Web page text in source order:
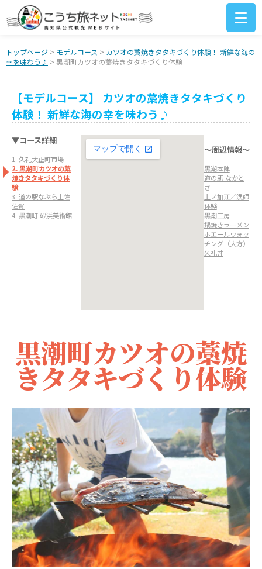
トップページ > モデルコース > カツオの藁焼きタタキづくり体験！ 新鮮な海の
幸を味わう♪ > 黒潮町カツオの藁焼きタタキづくり体験
【モデルコース】 カツオの藁焼きタタキづくり
体験！ 新鮮な海の幸を味わう♪
▼コース詳細
1. 久礼大正町市場
2. 黒潮町カツオの藁
焼きタタキづくり体
験
3. 道の駅なぶら土佐
佐賀
4. 黒潮町 砂浜美術館
～周辺情報～
黒潮本陣
道の駅 なかと
さ
上ノ加江／漁師
体験
黒潮工房
鍋焼きラーメン
ホエールウォッ
チング（大方）
久礼丼
黒潮町カツオの藁焼
きタタキづくり体験